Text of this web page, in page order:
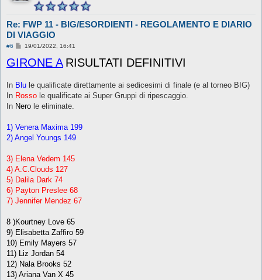
Re: FWP 11 - BIG/ESORDIENTI - REGOLAMENTO E DIARIO
DI VIAGGIO
#6
M
s
s
g
i
19/01/2022, 16:41
GIRONE A RISULTATI DEFINITIVI
In Blu le qualificate direttamente ai sedicesimi di finale (e al torneo BIG)
In Rosso le qualificate ai Super Gruppi di ripescaggio.
In Nero le eliminate.
1) Venera Maxima 199
2) Angel Youngs 149
3) Elena Vedem 145
4) A.C.Clouds 127
5) Dalila Dark 74
6) Payton Preslee 68
7) Jennifer Mendez 67
8 )Kourtney Love 65
9) Elisabetta Zaffiro 59
10) Emily Mayers 57
11) Liz Jordan 54
12) Nala Brooks 52
13) Ariana Van X 45